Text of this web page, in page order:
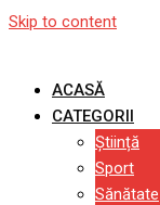
Skip to content
ACASĂ
CATEGORII
Știință
Sport
Sănătate